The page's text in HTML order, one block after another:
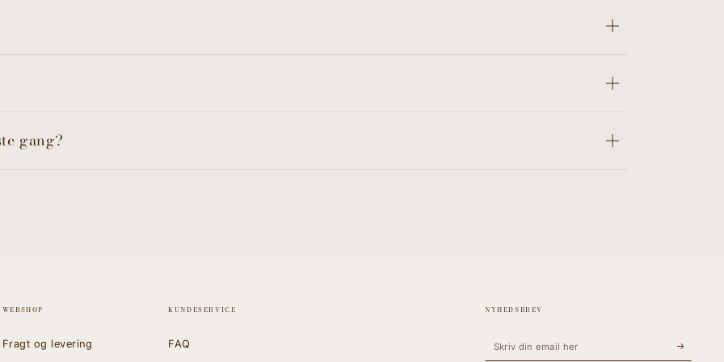
gang?
WEBSHOP
Fragt og levering
KUNDESERVICE
FAQ
NYHEDSBREV
Skriv